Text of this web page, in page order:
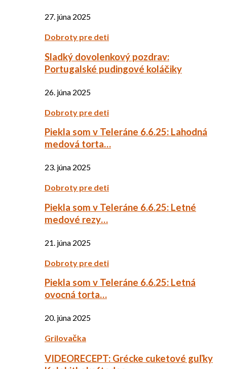
27. júna 2025
Dobroty pre deti
Sladký dovolenkový pozdrav:
Portugalské pudingové koláčiky
26. júna 2025
Dobroty pre deti
Piekla som v Teleráne 6.6.25: Lahodná
medová torta…
23. júna 2025
Dobroty pre deti
Piekla som v Teleráne 6.6.25: Letné
medové rezy…
21. júna 2025
Dobroty pre deti
Piekla som v Teleráne 6.6.25: Letná
ovocná torta…
20. júna 2025
Grilovačka
VIDEORECEPT: Grécke cuketové guľky